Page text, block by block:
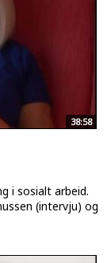
38:58
i sosialt arbeid.
(intervju) og